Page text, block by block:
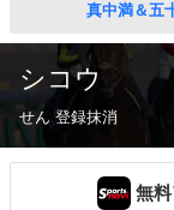
真中満＆五
シコウ
せん 登録抹消
無